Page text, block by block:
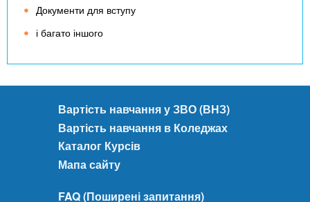
Документи для вступу
і багато іншого
Вартість навчання у ЗВО (ВНЗ)
Вартість навчання в Коледжах
Каталог Курсів
Мапа сайту
FAQ (Поширені запитання)